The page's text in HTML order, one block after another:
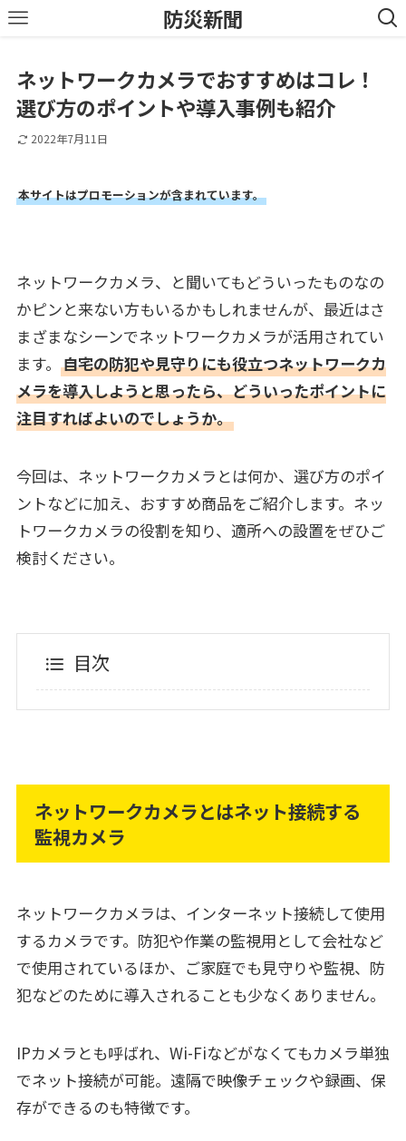
防災新聞
ネットワークカメラでおすすめはコレ！
選び方のポイントや導入事例も紹介
2022年7月11日
本サイトはプロモーションが含まれています。
ネットワークカメラ、と聞いてもどういったものなの
かピンと来ない方もいるかもしれませんが、最近はさ
まざまなシーンでネットワークカメラが活用されてい
ます。 自宅の防犯や見守りにも役立つネットワークカ
メラを導入しようと思ったら、どういったポイントに
注目すればよいのでしょうか。
今回は、ネットワークカメラとは何か、選び方のポイ
ントなどに加え、おすすめ商品をご紹介します。ネッ
トワークカメラの役割を知り、適所への設置をぜひご
検討ください。
目次
ネットワークカメラとはネット接続する
監視カメラ
ネットワークカメラは、インターネット接続して使用
するカメラです。防犯や作業の監視用として会社など
で使用されているほか、ご家庭でも見守りや監視、防
犯などのために導入されることも少なくありません。
IPカメラとも呼ばれ、Wi-Fiなどがなくてもカメラ単独
でネット接続が可能。遠隔で映像チェックや録画、保
存ができるのも特徴です。